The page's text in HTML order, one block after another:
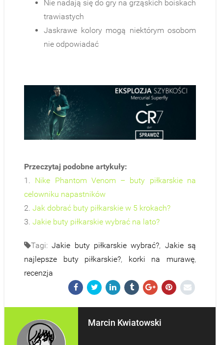
Nie nadają się do gry na grząskich boiskach
trawiastych
Jaskrawe kolory mogą niektórym osobom
nie odpowiadać
Przeczytaj podobne artykuły:
1. Nike Phantom Venom – buty piłkarskie na
celowniku napastników
2. Jak dobrać buty piłkarskie w 5 krokach?
3. Jakie buty piłkarskie wybrać na lato?
Tagi:Jakie buty piłkarskie wybrać?, Jakie są
najlepsze buty piłkarskie?, korki na murawę,
recenzja
Marcin Kwiatowski